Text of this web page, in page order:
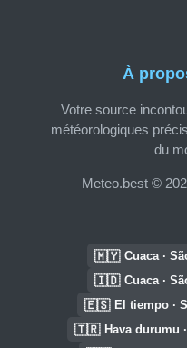
À
Votre source
météorologiques
du
Meteo.best ©
🇲🇾 Cuaca ·
🇮🇩 Cuaca ·
🇪🇸 El tiempo ·
🇹🇷 Hava durumu